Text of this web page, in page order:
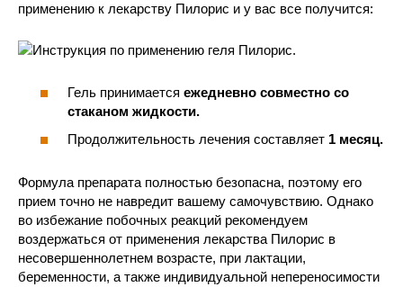
применению к лекарству Пилорис и у вас все получится:
Гель принимается ежедневно совместно со
стаканом жидкости.
Продолжительность лечения составляет 1 месяц.
Формула препарата полностью безопасна, поэтому его
прием точно не навредит вашему самочувствию. Однако
во избежание побочных реакций рекомендуем
воздержаться от применения лекарства Пилорис в
несовершеннолетнем возрасте, при лактации,
беременности, а также индивидуальной непереносимости